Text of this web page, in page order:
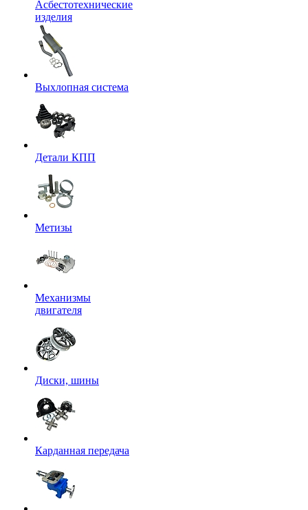
Асбестотехнические
изделия
Выхлопная система
Детали КПП
Метизы
Механизмы
двигателя
Диски, шины
Карданная передача